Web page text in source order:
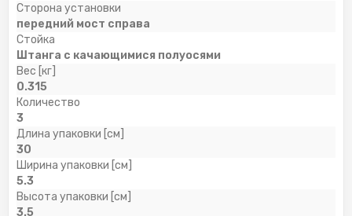
Сторона установки
передний мост справа
Стойка
Штанга с качающимися полуосями
Вес [кг]
0.315
Количество
3
Длина упаковки [см]
30
Ширина упаковки [см]
5.3
Высота упаковки [см]
3.5